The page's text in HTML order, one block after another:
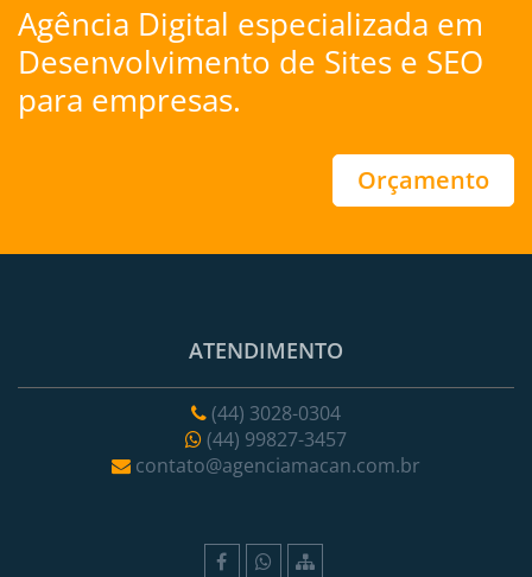
Agência Digital especializada em
Desenvolvimento de Sites e SEO
para empresas.
Orçamento
ATENDIMENTO
(44) 3028-0304
(44) 99827-3457
contato@agenciamacan.com.br